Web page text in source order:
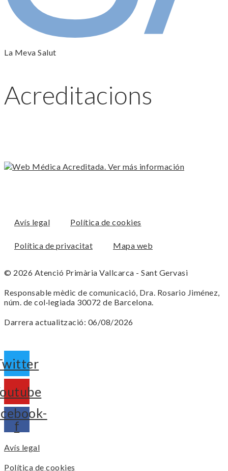
La Meva Salut
Acreditacions
Avís legal Política de cookies
Política de privacitat Mapa web
© 2026 Atenció Primària Vallcarca - Sant Gervasi
Responsable mèdic de comunicació, Dra. Rosario Jiménez,
núm. de col·legiada 30072 de Barcelona.
Darrera actualització: 06/08/2026
f
Avís legal
Política de cookies